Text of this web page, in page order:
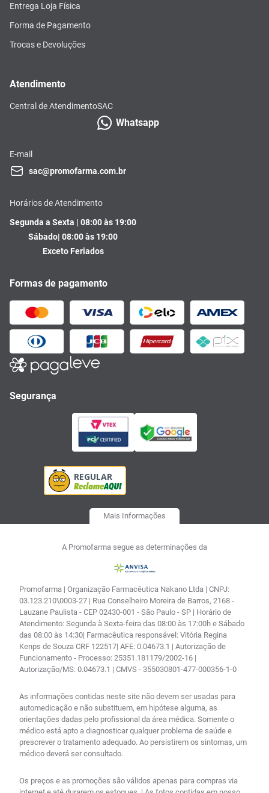
Entrega Loja Física
Forma de Pagamento
Trocas e Devoluções
Atendimento
Central de AtendimentoSAC
Whatsapp
E-mail
sac@promofarma.com.br
Horários de Atendimento
Segunda a Sexta | 08:00 às 19:00
Sábado| 08:00 às 19:00
Exceto Feriados
Formas de pagamento
Segurança
Mais Informações
A Promofarma segue as determinações da
Promofarma | Organização Farmacêutica Nakano Ltda | CNPJ:
03.123.210\0003-27 | Rua Conselheiro Moreira de Barros, 2168 -
Lauzane Paulista - CEP 02430-001 - São Paulo - SP | Horário de
Atendimento: Segunda à Sexta-feira das 08:00 às 17:00h e Sábado
das 08:00 às 14:30| Farmacêutica responsável: Vitória Regina
Kenps de Souza CRF 122517| AFE: 0.04673.1 | Autorização de
Funcionamento - Processo: 25351.181179/2002-16 |
Autorização/MS: 0.04673.1 | CMVS - 355030801-477-000356-1-0
As informações contidas neste site não devem ser usadas para
automedicação e não substituem, em hipótese alguma, as
orientações dadas pelo profissional da área médica. Somente o
médico está apto a diagnosticar qualquer problema de saúde e
prescrever o tratamento adequado. Ao persistirem os sintomas, um
médico deverá ser consultado.
Os preços e as promoções são válidos apenas para compras via